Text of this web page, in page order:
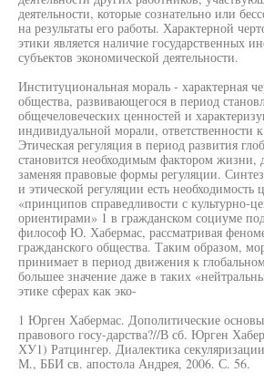
деятельности, которые сознательно или
на результаты его работы. Характерной
этики является наличие государственных
субъектов экономической деятельности.
Институциональная мораль - характерная
общества, развивающегося в период
общечеловеческих ценностей и
индивидуальной морали, ответственности
Этическая регуляция в период развития
становится необходимым фактором жизни,
заменяя правовые формы регуляции.
и этической регуляции есть необходимость
«принципов справедливости с культурно-
ориентирами» 1 в гражданском социуме
философ Ю. Хабермас, рассматривая
гражданского общества. Таким образом,
принимает в период движения к
большее значение даже в таких
этике сферах как эко-
1 Юрген Хабермас. Дополитические основы
правового госу-дарства?//В сб. Юрген
ХУ1) Ратцингер. Диалектика
М., ББИ св. апостола Андрея, 2006. С. 56.